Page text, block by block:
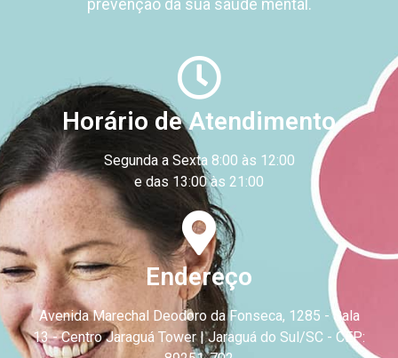
prevenção da sua saúde mental.
Horário de Atendimento
Segunda a Sexta 8:00 às 12:00
e das 13:00 às 21:00
Endereço
Avenida Marechal Deodoro da Fonseca, 1285 - Sala
13 - Centro Jaraguá Tower | Jaraguá do Sul/SC - CEP: